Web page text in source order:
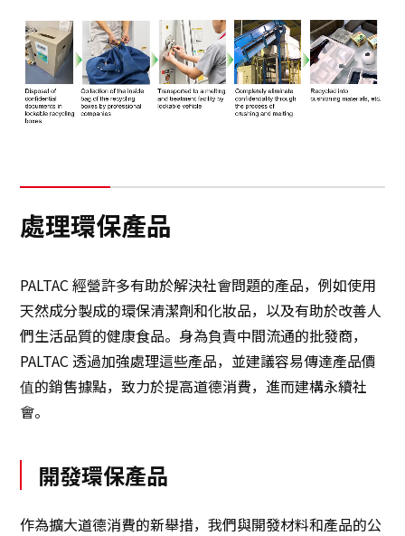
處理環保產品
PALTAC 經營許多有助於解決社會問題的產品，例如使用
天然成分製成的環保清潔劑和化妝品，以及有助於改善人
們生活品質的健康食品。身為負責中間流通的批發商，
PALTAC 透過加強處理這些產品，並建議容易傳達產品價
值的銷售據點，致力於提高道德消費，進而建構永續社
會。
開發環保產品
作為擴大道德消費的新舉措，我們與開發材料和產品的公